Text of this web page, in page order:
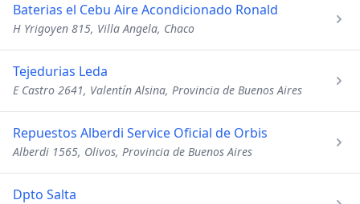
Baterias el Cebu Aire Acondicionado Ronald
H Yrigoyen 815, Villa Angela, Chaco
Tejedurias Leda
E Castro 2641, Valentín Alsina, Provincia de Buenos Aires
Repuestos Alberdi Service Oficial de Orbis
Alberdi 1565, Olivos, Provincia de Buenos Aires
Dpto Salta